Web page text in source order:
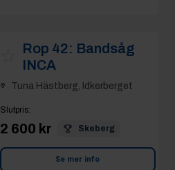
Rop 42: Bandsåg
INCA
Tuna Hästberg, Idkerberget
Slutpris:
2 600 kr Skeberg
Se mer info